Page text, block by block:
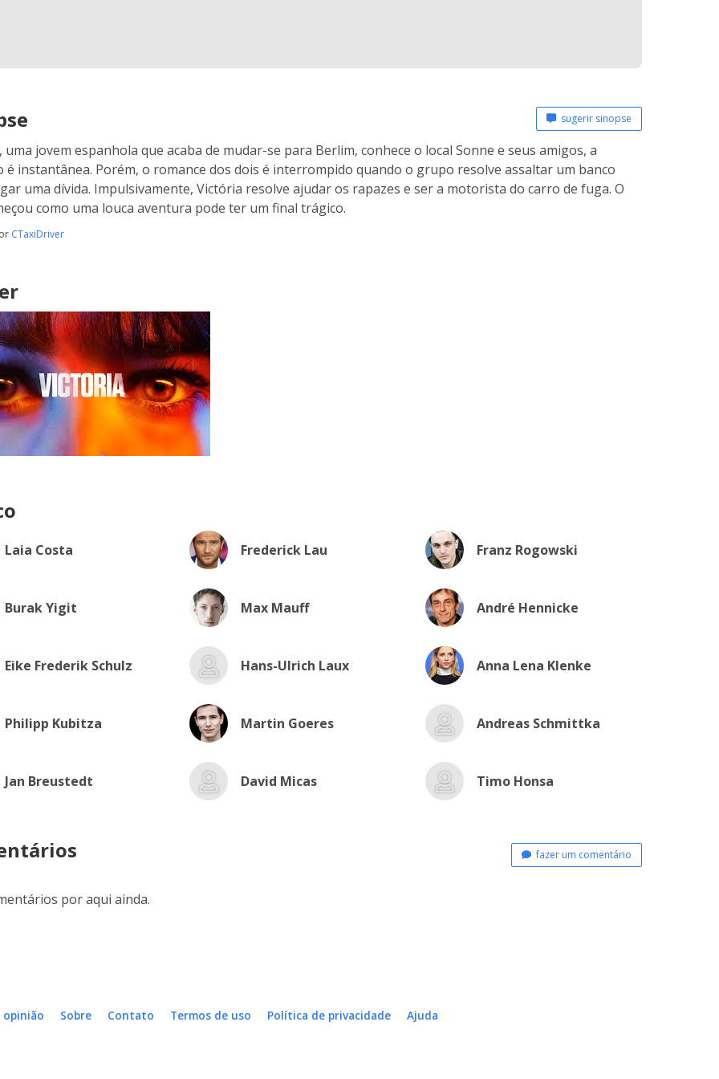
sugerir sinopse
uma jovem espanhola que acaba de mudar-se para Berlim, conhece o local Sonne e seus amigos, a
é instantânea. Porém, o romance dos dois é interrompido quando o grupo resolve assaltar um banco
uma dívida. Impulsivamente, Victória resolve ajudar os rapazes e ser a motorista do carro de fuga. O
como uma louca aventura pode ter um final trágico.
CTaxiDriver
Laia Costa Frederick Lau Franz Rogowski
Burak Yigit Max Mauff André Hennicke
Eike Frederik Schulz Hans-Ulrich Laux Anna Lena Klenke
Philipp Kubitza Martin Goeres Andreas Schmittka
Jan Breustedt David Micas Timo Honsa
fazer um comentário
por aqui ainda.
opinião Sobre Contato Termos de uso Política de privacidade Ajuda